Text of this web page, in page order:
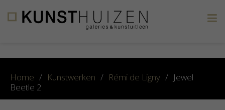
Home / Kunstwerken / Rémi de Ligny / Jewel
Beetle 2